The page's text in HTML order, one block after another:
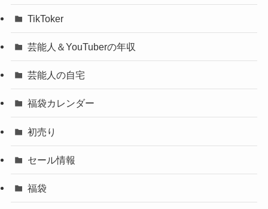
TikToker
芸能人＆YouTuberの年収
芸能人の自宅
福袋カレンダー
初売り
セール情報
福袋